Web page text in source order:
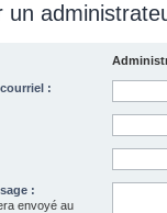
un
:
:
envoyé au